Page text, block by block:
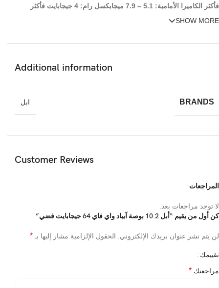
فأكثر الكاميرا الأمامية: 5.1 – 7.9 ميجابكسل رام: 4 جيجابايت فأكثر
SHOW MORE
Additional information
BRANDS ابل
Customer Reviews
المراجعات
لا توجد مراجعات بعد.
كن أول من يقيم “أبل 10.2 بوصة آيباد واي فاي 64 جيجابايت فضي”
لن يتم نشر عنوان بريدك الإلكتروني. الحقول الإلزامية مشار إليها بـ *
تقييمك
مراجعتك *